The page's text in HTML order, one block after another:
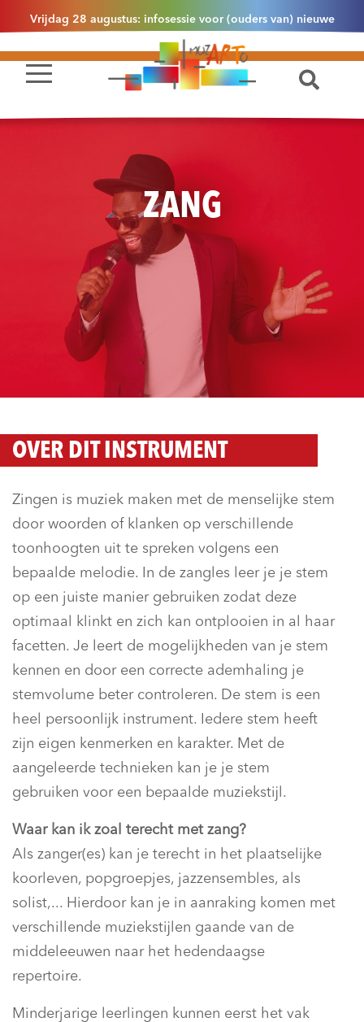
Vrijdag 28 augustus: infosessie voor (ouders van) nieuwe
leerlingen 2.1 om 13u30 in Essen
ZANG
OVER DIT INSTRUMENT
Zingen is muziek maken met de menselijke stem
door woorden of klanken op verschillende
toonhoogten uit te spreken volgens een
bepaalde melodie. In de zangles leer je je stem
op een juiste manier gebruiken zodat deze
optimaal klinkt en zich kan ontplooien in al haar
facetten. Je leert de mogelijkheden van je stem
kennen en door een correcte ademhaling je
stemvolume beter controleren. De stem is een
heel persoonlijk instrument. Iedere stem heeft
zijn eigen kenmerken en karakter. Met de
aangeleerde technieken kan je je stem
gebruiken voor een bepaalde muziekstijl.
Waar kan ik zoal terecht met zang?
Als zanger(es) kan je terecht in het plaatselijke
koorleven, popgroepjes, jazzensembles, als
solist,... Hierdoor kan je in aanraking komen met
verschillende muziekstijlen gaande van de
middeleeuwen naar het hedendaagse
repertoire.
Minderjarige leerlingen kunnen eerst het vak